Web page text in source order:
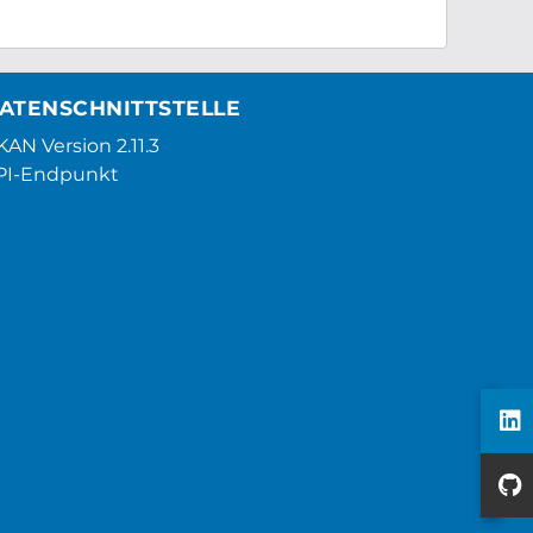
Version 2.11.3
Endpunkt